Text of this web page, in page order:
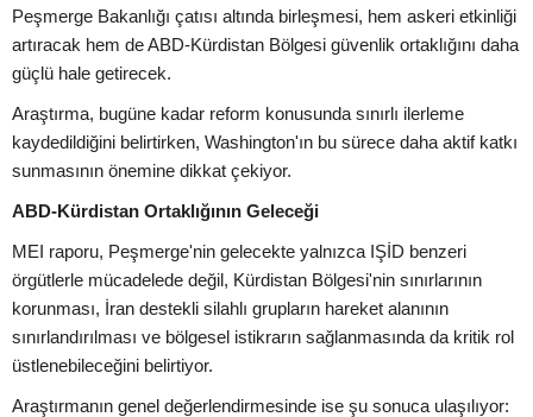
Peşmerge Bakanlığı çatısı altında birleşmesi, hem askeri etkinliği
artıracak hem de ABD-Kürdistan Bölgesi güvenlik ortaklığını daha
güçlü hale getirecek.
Araştırma, bugüne kadar reform konusunda sınırlı ilerleme
kaydedildiğini belirtirken, Washington'ın bu sürece daha aktif katkı
sunmasının önemine dikkat çekiyor.
ABD-Kürdistan Ortaklığının Geleceği
MEI raporu, Peşmerge'nin gelecekte yalnızca IŞİD benzeri
örgütlerle mücadelede değil, Kürdistan Bölgesi'nin sınırlarının
korunması, İran destekli silahlı grupların hareket alanının
sınırlandırılması ve bölgesel istikrarın sağlanmasında da kritik rol
üstlenebileceğini belirtiyor.
Araştırmanın genel değerlendirmesinde ise şu sonuca ulaşılıyor: